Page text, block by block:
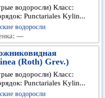
водоросли) Класс:
Punctariales Kylin...
водоросли
—
(Roth) Grev.)
водоросли) Класс:
Punctariales Kylin...
водоросли